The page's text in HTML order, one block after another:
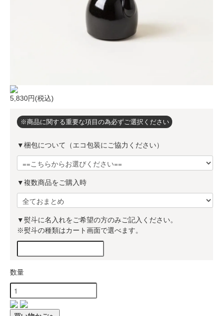
5,830円(税込)
※商品に関する重要な項目の為必ずご選択ください
▼梱包について（エコ包装にご協力ください）
▼複数商品をご購入時
▼熨斗に名入れをご希望の方のみご記入ください。
※熨斗の種類はカート画面で選べます。
数量